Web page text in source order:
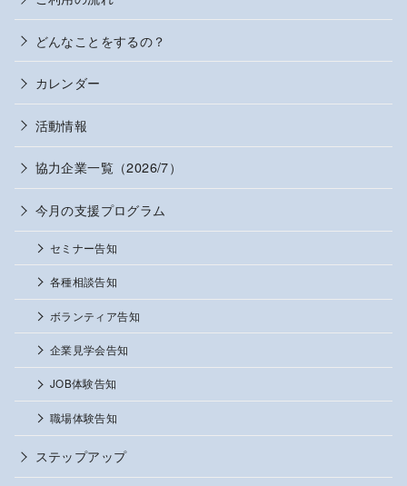
どんなことをするの？
カレンダー
活動情報
協力企業一覧（2026/7）
今月の支援プログラム
セミナー告知
各種相談告知
ボランティア告知
企業見学会告知
JOB体験告知
職場体験告知
ステップアップ